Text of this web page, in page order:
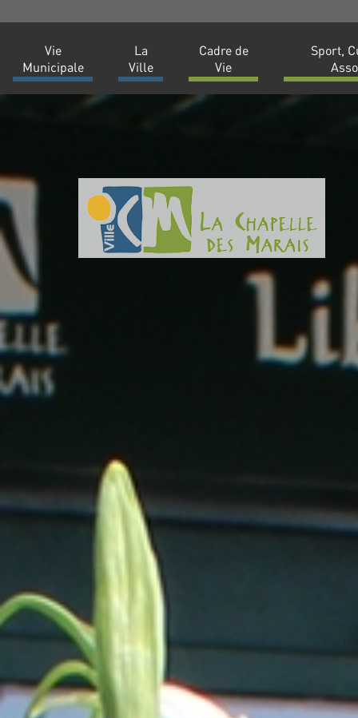
Vie
Municipale
La
Ville
Cadre de
Vie
Sport,